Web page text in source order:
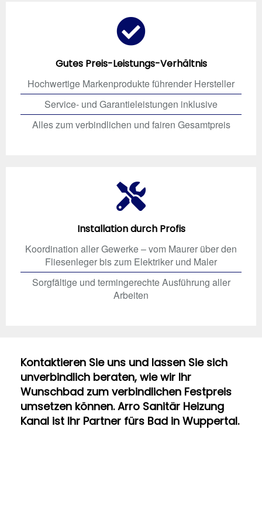
Gutes Preis-Leistungs-Verhältnis
Hochwertige Markenprodukte führender Hersteller
Service- und Garantieleistungen inklusive
Alles zum verbindlichen und fairen Gesamtpreis
Installation durch Profis
Koordination aller Gewerke – vom Maurer über den
Fliesenleger bis zum Elektriker und Maler
Sorgfältige und termingerechte Ausführung aller
Arbeiten
Kontaktieren Sie uns und lassen Sie sich
unverbindlich beraten, wie wir Ihr
Wunschbad zum verbindlichen Festpreis
umsetzen können. Arro Sanitär Heizung
Kanal ist Ihr Partner fürs Bad in Wuppertal.